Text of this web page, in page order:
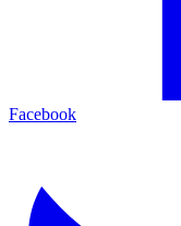
Facebook